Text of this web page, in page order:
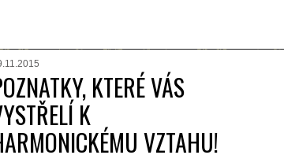
KTERÉ VÁS
K
VZTAHU!